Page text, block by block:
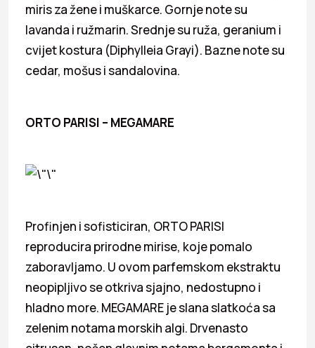
miris za žene i muškarce. Gornje note su
lavanda i ružmarin. Srednje su ruža, geranium i
cvijet kostura (Diphylleia Grayi). Bazne note su
cedar, mošus i sandalovina.
ORTO PARISI – MEGAMARE
Profinjen i sofisticiran, ORTO PARISI
reproducira prirodne mirise, koje pomalo
zaboravljamo. U ovom parfemskom ekstraktu
neopipljivo se otkriva sjajno, nedostupno i
hladno more. MEGAMARE je slana slatkoća sa
zelenim notama morskih algi. Drvenasto